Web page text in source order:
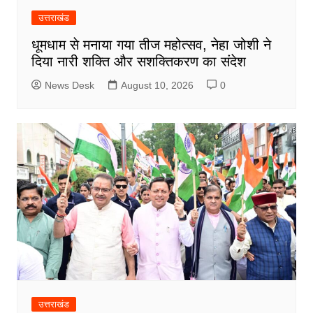
उत्तराखंड
धूमधाम से मनाया गया तीज महोत्सव, नेहा जोशी ने
दिया नारी शक्ति और सशक्तिकरण का संदेश
News Desk August 10, 2026 0
उत्तराखंड